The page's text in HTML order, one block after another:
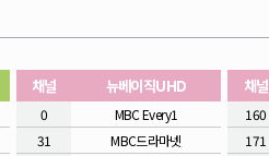
채널 뉴베이직UHD
0
MBC Every1
31
MBC드라마넷
채널
160
171